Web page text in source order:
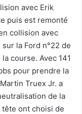
avec Erik
puis est remonté
collision avec
la Ford n°22 de
course. Avec 141
pour prendre la
Truex Jr. a
de la
ont choisi de